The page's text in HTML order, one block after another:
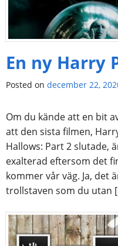
En ny Harry
Posted on december 22,
Om du kände att en bit
att den sista filmen,
Hallows: Part 2 slutade,
exalterad eftersom det
kommer vår väg. Ja, det
trollstaven som du utan